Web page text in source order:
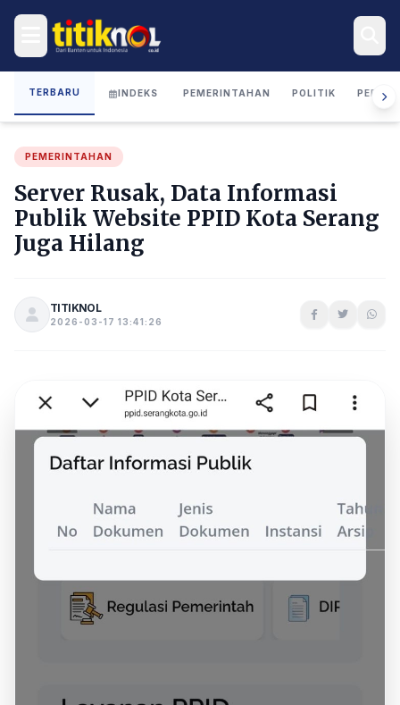
TERBARU INDEKS PEMERINTAHAN POLITIK
PEMERINTAHAN
Server Rusak, Data Informasi
Publik Website PPID Kota Serang
Juga Hilang
TITIKNOL
2026-03-17 13:41:26